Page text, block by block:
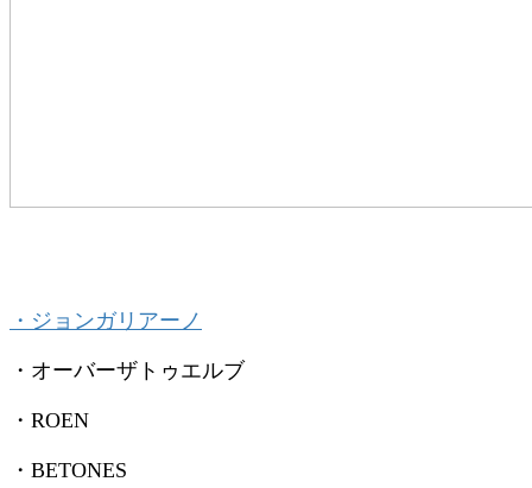
・ジョンガリアーノ
・オーバーザトゥエルブ
・ROEN
・BETONES